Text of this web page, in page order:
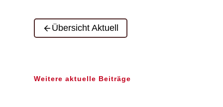
Übersicht Aktuell
Weitere aktuelle Beiträge